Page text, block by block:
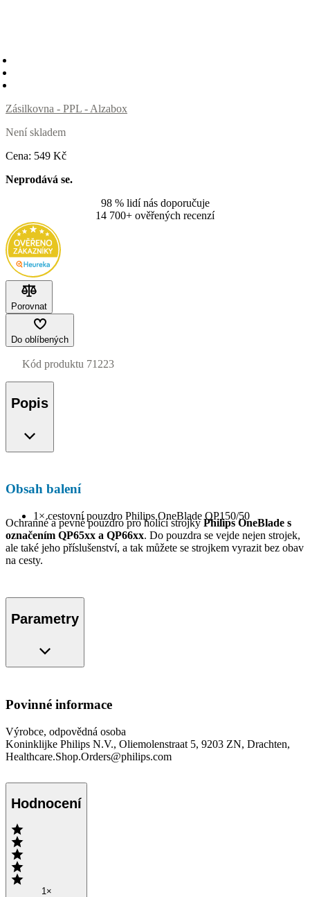
Zásilkovna - PPL - Alzabox
Není skladem
Cena: 549 Kč
Neprodává se.
98 % lidí nás doporučuje
14 700+ ověřených recenzí
Porovnat
Do oblíbených
Kód produktu 71223
Popis
Obsah balení
1× cestovní pouzdro Philips OneBlade QP150/50
Ochranné a pevné pouzdro pro holicí strojkyPhilips OneBlade s
označením QP65xx a QP66xx. Do pouzdra se vejde nejen strojek,
ale také jeho příslušenství, a tak můžete se strojkem vyrazit bez obav
na cesty.
Parametry
Povinné informace
Výrobce, odpovědná osoba
Koninklijke Philips N.V., Oliemolenstraat 5, 9203 ZN, Drachten,
Healthcare.Shop.Orders@philips.com
Hodnocení
1×